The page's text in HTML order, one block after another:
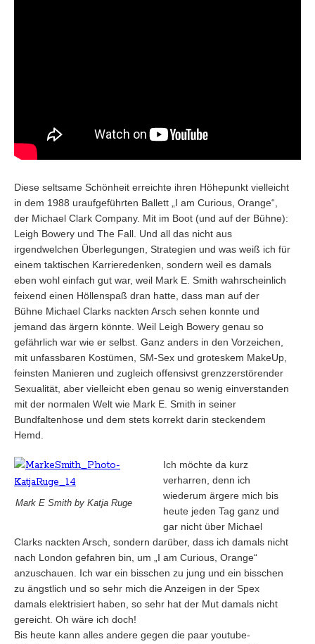
Diese seltsame Schönheit erreichte ihren Höhepunkt vielleicht
in dem 1988 uraufgeführten Ballett „I am Curious, Orange“,
der Michael Clark Company. Mit im Boot (und auf der Bühne):
Leigh Bowery und The Fall. Und all das nicht aus
irgendwelchen Überlegungen, Strategien und was weiß ich für
einem taktischen Karrieredenken, sondern weil es damals
eben wohl einfach gut war, weil Mark E. Smith wahrscheinlich
feixend einen Höllenspaß dran hatte, dass man auf der
Bühne Michael Clarks nackten Arsch sehen konnte und
jemand das ärgern könnte. Weil Leigh Bowery genau so
gefährlich war wie er selbst. Ganz anders in den Vorzeichen,
mit unfassbaren Kostümen, SM-Sex und groteskem MakeUp,
feinsten Manieren und zugleich offensivst grenzzerstörender
Sexualität, aber vielleicht eben genau so wenig einverstanden
mit der normalen Welt wie Mark E. Smith in seiner
Bundfaltenhose und dem stets korrekt darin steckendem
Hemd.
Mark E Smith by Katja Ruge
Ich möchte da kurz
verharren, denn ich
wiederum ärgere mich bis
heute jeden Tag ganz und
gar nicht über Michael
Clarks nackten Arsch, sondern darüber, dass ich damals nicht
nach London gefahren bin, um „I am Curious, Orange“
anzuschauen. Ich war ein bisschen zu jung und ein bisschen
zu ängstlich und so sehr mich die Anzeigen in der Spex
damals elektrisiert haben, so sehr hat der Mut damals nicht
gereicht. Oh wäre ich doch!
Bis heute kann alles andere gegen die paar youtube-